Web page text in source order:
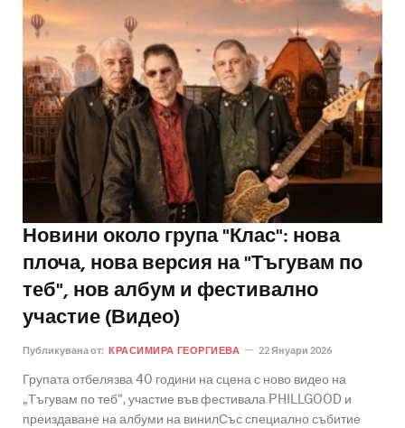
Новини около група "Клас": нова
плоча, нова версия на "Тъгувам по
теб", нов албум и фестивално
участие (Видео)
Публикувана от: КРАСИМИРА ГЕОРГИЕВА 22 Януари 2026
Групата отбелязва 40 години на сцена с ново видео на
„Тъгувам по теб“, участие във фестивала PHILLGOOD и
преиздаване на албуми на винилСъс специално събитие